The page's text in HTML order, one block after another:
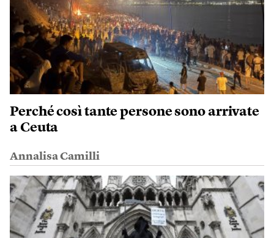
Perché così tante persone sono arrivate
a Ceuta
Annalisa Camilli